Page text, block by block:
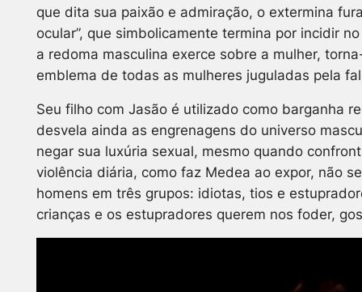
que dita sua paixão e admiração, o extermina
ocular”, que simbolicamente termina por incidir
a redoma masculina exerce sobre a mulher,
emblema de todas as mulheres juguladas pela
Seu filho com Jasão é utilizado como barganha
desvela ainda as engrenagens do universo
negar sua luxúria sexual, mesmo quando
violência diária, como faz Medea ao expor, não
homens em três grupos: idiotas, tios e
crianças e os estupradores querem nos foder,